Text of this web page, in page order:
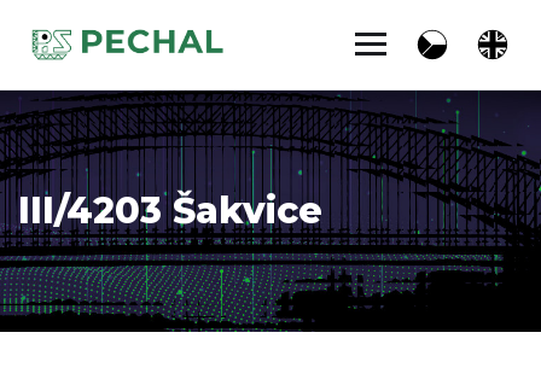
III/4203 Šakvice